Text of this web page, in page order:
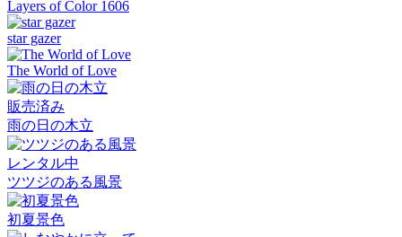
Layers of Color 1606
star gazer
The World of Love
販売済み
雨の日の木立
レンタル中
ツツジのある風景
初夏景色